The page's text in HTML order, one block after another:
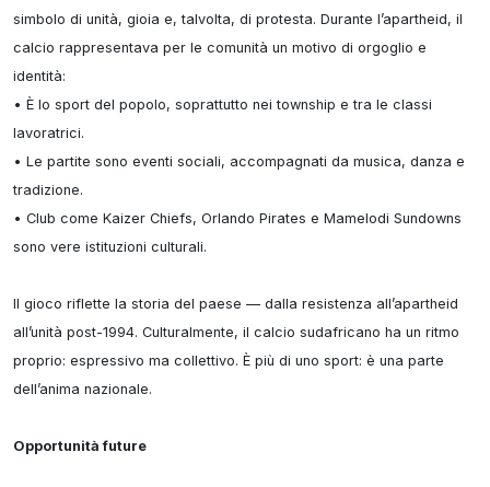
simbolo di unità, gioia e, talvolta, di protesta. Durante l’apartheid, il
calcio rappresentava per le comunità un motivo di orgoglio e
identità:
• È lo sport del popolo, soprattutto nei township e tra le classi
lavoratrici.
• Le partite sono eventi sociali, accompagnati da musica, danza e
tradizione.
• Club come Kaizer Chiefs, Orlando Pirates e Mamelodi Sundowns
sono vere istituzioni culturali.
Il gioco riflette la storia del paese — dalla resistenza all’apartheid
all’unità post-1994. Culturalmente, il calcio sudafricano ha un ritmo
proprio: espressivo ma collettivo. È più di uno sport: è una parte
dell’anima nazionale.
Opportunità future